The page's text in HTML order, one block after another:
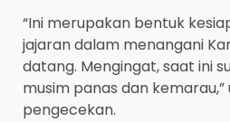
“Ini merupakan bentuk
jajaran dalam menangani
datang. Mengingat, saat ini
musim panas dan
pengecekan.